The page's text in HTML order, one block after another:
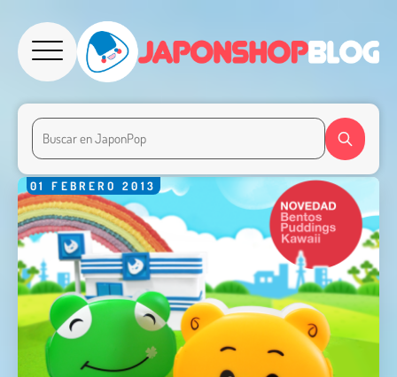
01 FEBRERO 2013